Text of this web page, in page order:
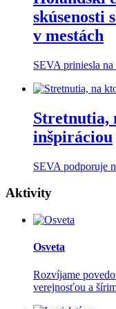
skúsenosti
v mestách
SEVA priniesla
Stretnutia,
inšpiráciou
SEVA podporuje
Aktivity
Osveta
Rozvíjame
verejnosťou a